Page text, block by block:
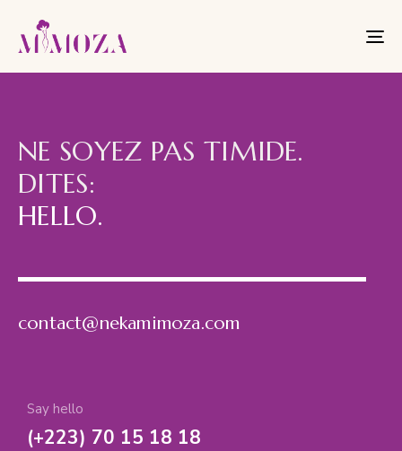
NE SOYEZ PAS TIMIDE.
DITES:
HELLO.
contact@nekamimoza.com
Say hello
(+223) 70 15 18 18